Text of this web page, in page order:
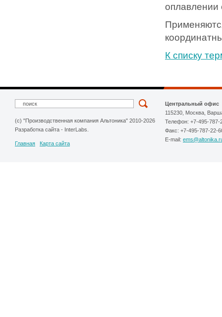
оплавлении
К списку
(c) "Производственная компания Альтоника" 2010-2026
Разработка сайта - InterLabs
Главная Карта сайта
Центральный офис
115230, Москва,
Телефон: +7-495-787-
Факс: +7-495-787-22-
E-mail: